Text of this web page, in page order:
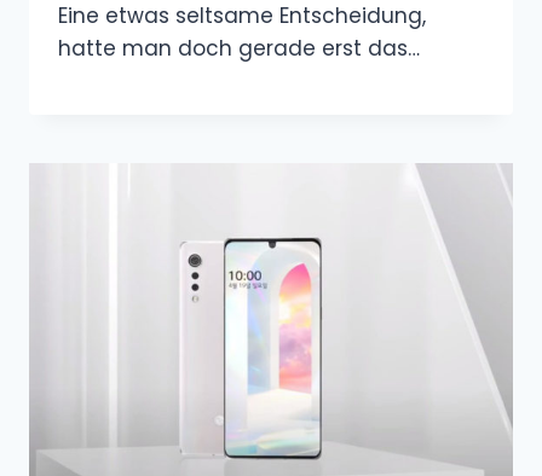
Eine etwas seltsame Entscheidung,
hatte man doch gerade erst das…